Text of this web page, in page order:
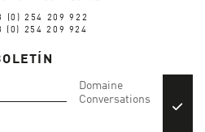
(0) 254 209 922
(0) 254 209 924